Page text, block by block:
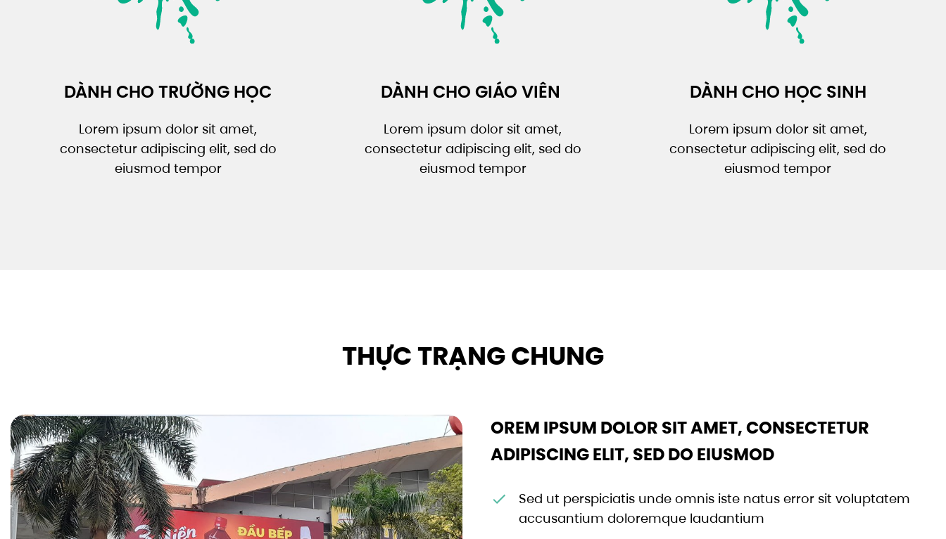
DÀNH CHO TRƯỜNG HỌC
Lorem ipsum dolor sit amet,
consectetur adipiscing elit, sed do
eiusmod tempor
DÀNH CHO GIÁO VIÊN
Lorem ipsum dolor sit amet,
consectetur adipiscing elit, sed do
eiusmod tempor
DÀNH CHO HỌC SINH
Lorem ipsum dolor sit amet,
consectetur adipiscing elit, sed do
eiusmod tempor
THỰC TRẠNG CHUNG
OREM IPSUM DOLOR SIT AMET, CONSECTETUR
ADIPISCING ELIT, SED DO EIUSMOD
Sed ut perspiciatis unde omnis iste natus error sit voluptatem
accusantium doloremque laudantium